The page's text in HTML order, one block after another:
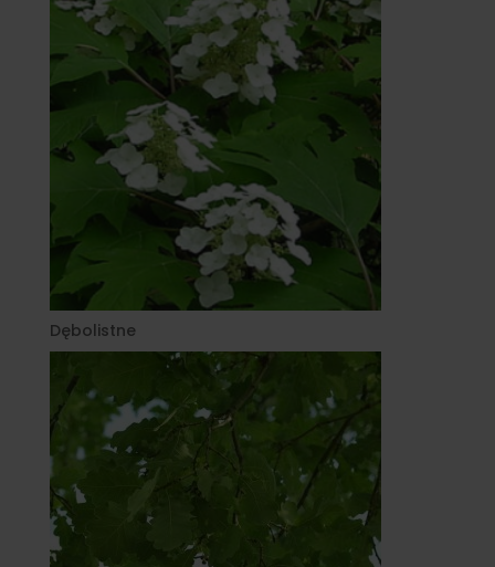
Dębolistne